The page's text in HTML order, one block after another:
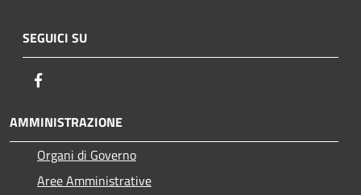
SEGUICI SU
AMMINISTRAZIONE
Organi di Governo
Aree Amministrative